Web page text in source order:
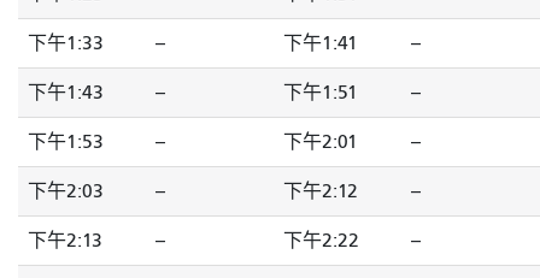
下午1:33 -- 下午1:41 --
下午1:43 -- 下午1:51 --
下午1:53 -- 下午2:01 --
下午2:03 -- 下午2:12 --
下午2:13 -- 下午2:22 --